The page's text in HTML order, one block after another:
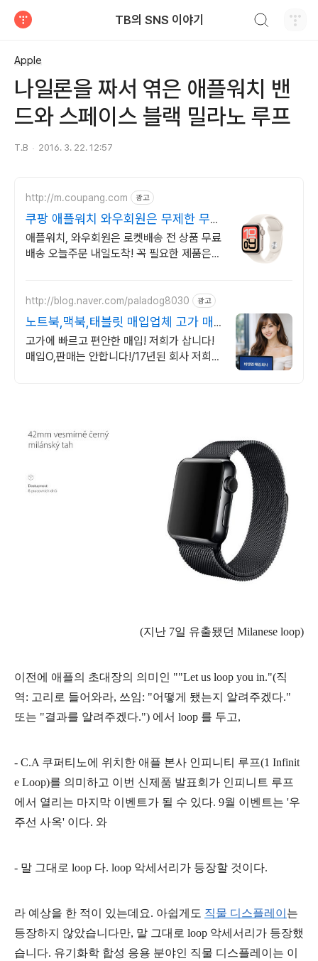
TB의 SNS 이야기
Apple
나일론을 짜서 엮은 애플워치 밴
드와 스페이스 블랙 밀라노 루프
T.B 2016. 3. 22. 12:57
http://m.coupang.com 광고
쿠팡 애플워치 와우회원은 무제한 무료
배송
애플워치, 와우회원은 로켓배송 전 상품 무료
배송 오늘주문 내일도착! 꼭 필요한 제품은
http://blog.naver.com/paladog8030 광고
노트북,맥북,태블릿 매입업체 고가 매
입 회사
고가에 빠르고 편안한 매입! 저희가 삽니다!
매입O,판매는 안합니다!/17년된 회사 저희가
(지난 7일 유출됐던 Milanese loop)
이전에 애플의 초대장의 의미인 ""Let us loop you in."(직
역: 고리로 들어와라, 쓰임: "어떻게 됐는지 알려주겠다."
또는 "결과를 알려주겠다.") 에서 loop 를 두고,
- C.A 쿠퍼티노에 위치한 애플 본사 인피니티 루프(1 Infinit
e Loop)를 의미하고 이번 신제품 발표회가 인피니트 루프
에서 열리는 마지막 이벤트가 될 수 있다. 9월 이벤트는 '우
주선 사옥' 이다. 와
- 말 그대로 loop 다. loop 악세서리가 등장할 것이다.
라 예상을 한 적이 있는데요. 아쉽게도 직물 디스플레이 는
등장하지 않았습니다만, 말 그대로 loop 악세서리가 등장했
습니다. 유기화학 합성 응용 분야인 직물 디스플레이는 이